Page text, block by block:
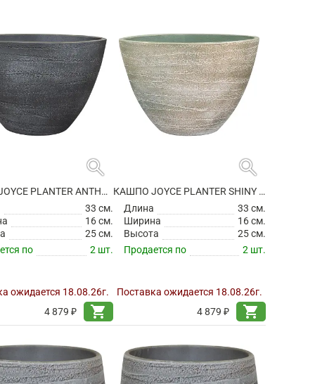
search
КАШПО JOYCE PLANTER ANTHRACITE
33 см.
16 см.
25 см.
по
2 шт.
ожидается 18.08.26г.
4 879 ₽
shopping_cart
search
КАШПО JOYCE PLANTER SHINY OLIVE
Длина
33 см.
Ширина
16 см.
Высота
25 см.
Продается по
2 шт.
Поставка ожидается 18.08.26г.
4 879 ₽
shopping_cart